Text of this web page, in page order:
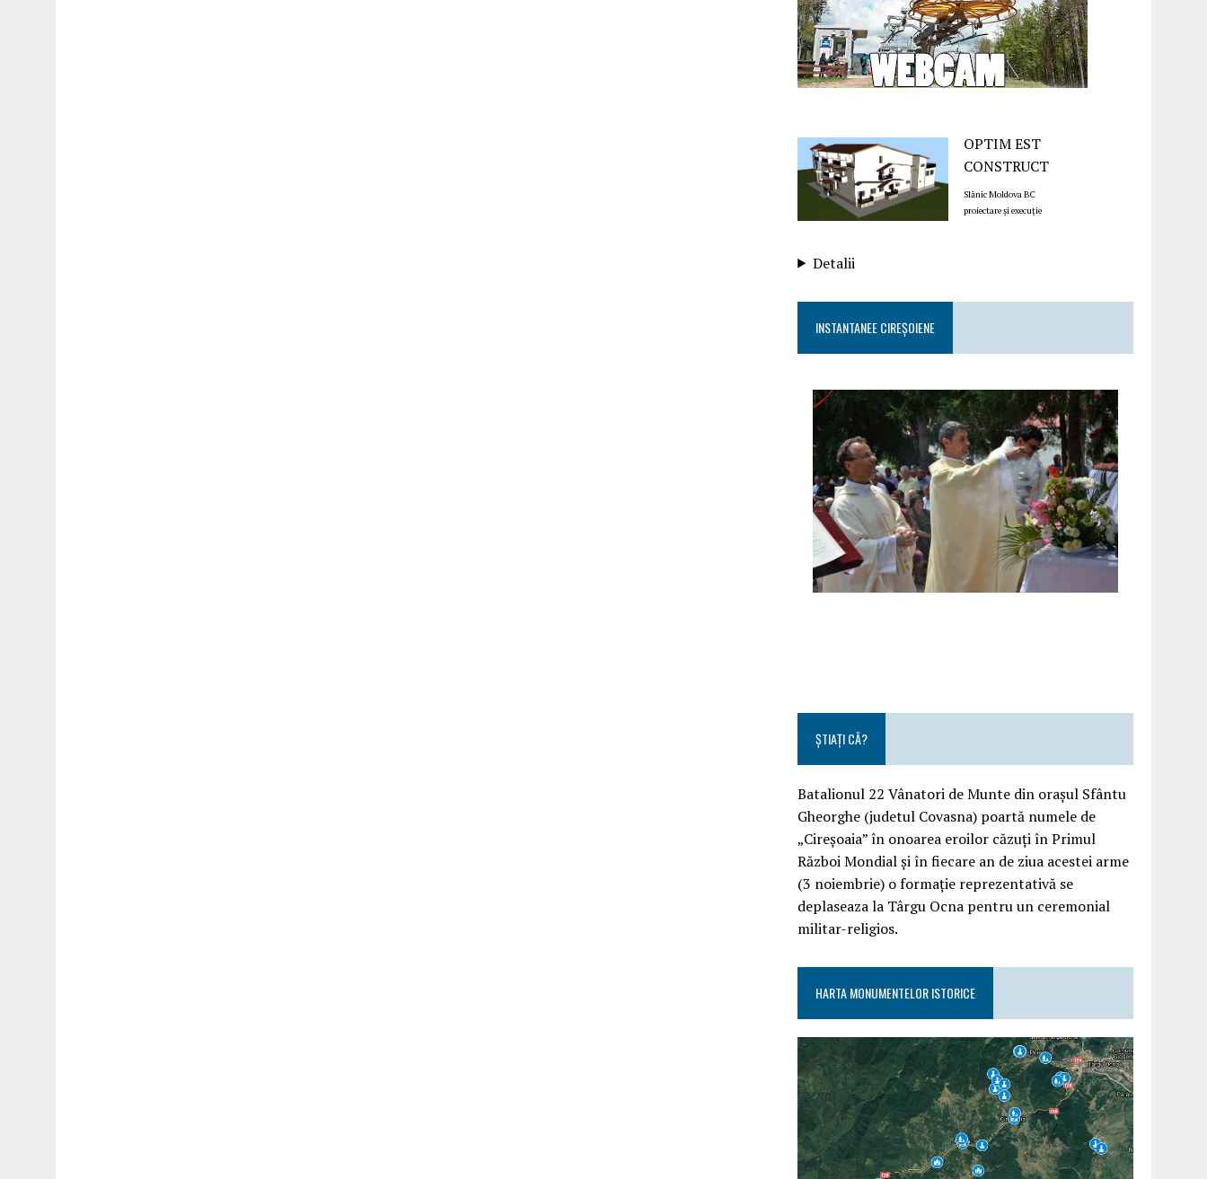
OPTIM EST
CONSTRUCT
Slănic Moldova BC
proiectare și execuție
Detalii
INSTANTANEE CIREȘOIENE
ȘTIAȚI CĂ?
Batalionul 22 Vânatori de Munte din orașul Sfântu
Gheorghe (judetul Covasna) poartă numele de
„Cireșoaia” în onoarea eroilor căzuți în Primul
Război Mondial și în fiecare an de ziua acestei arme
(3 noiembrie) o formație reprezentativă se
deplaseaza la Târgu Ocna pentru un ceremonial
militar-religios.
HARTA MONUMENTELOR ISTORICE